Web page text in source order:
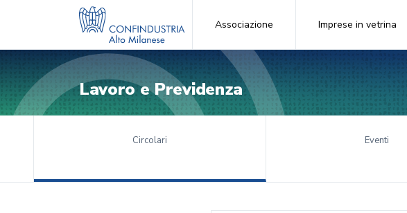
Associazione Imprese in vetrina
Lavoro e Previdenza
Circolari Eventi